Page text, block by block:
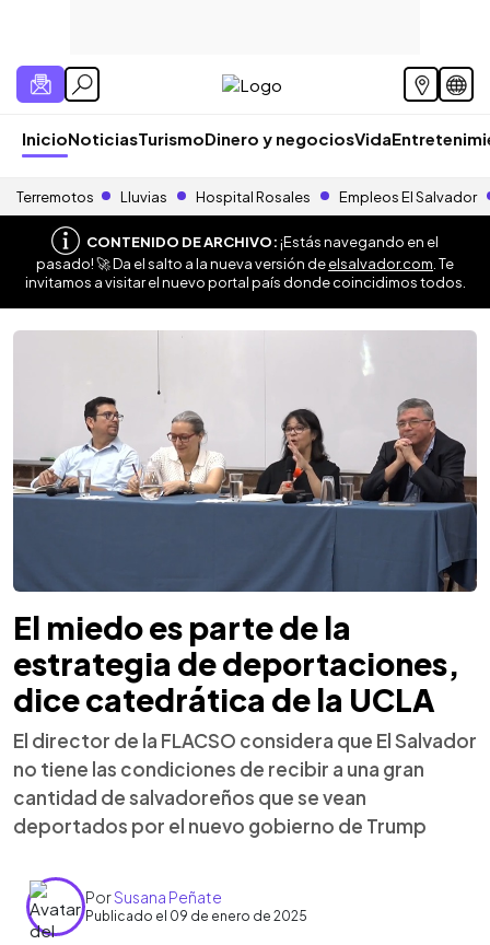
InicioNoticiasTurismoDinero y negociosVida
Terremotos Lluvias Hospital Rosales Empleos El Salvador
CONTENIDO DE ARCHIVO:¡Estás navegando en el
pasado! 🚀 Da el salto a la nueva versión deelsalvador.com . Te
invitamos a visitar el nuevo portal país donde coincidimos todos.
El miedo es parte de la
estrategia de deportaciones,
dice catedrática de la UCLA
El director de la FLACSO considera que El Salvador
no tiene las condiciones de recibir a una gran
cantidad de salvadoreños que se vean
deportados por el nuevo gobierno de Trump
PorSusana Peñate
Publicado el 09 de enero de 2025